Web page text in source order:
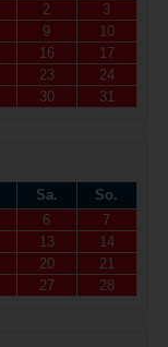
2
3
9
10
16
17
23
24
30 31
Sa.
So.
6
7
13
14
20
21
27 28